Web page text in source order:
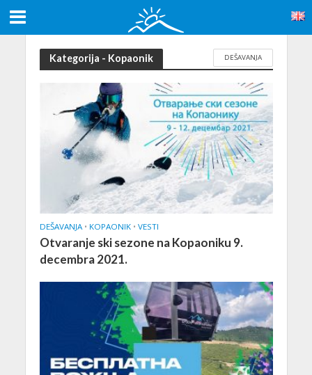
Kategorija - Kopaonik DEŠAVANJA
DEŠAVANJA • KOPAONIK • VESTI
Otvaranje ski sezone na Kopaoniku 9.
decembra 2021.